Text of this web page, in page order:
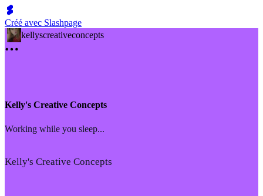
Créé avec Slashpage
kellyscreativeconcepts
Kelly's Creative Concepts
Working while you sleep...
Kelly's Creative Concepts